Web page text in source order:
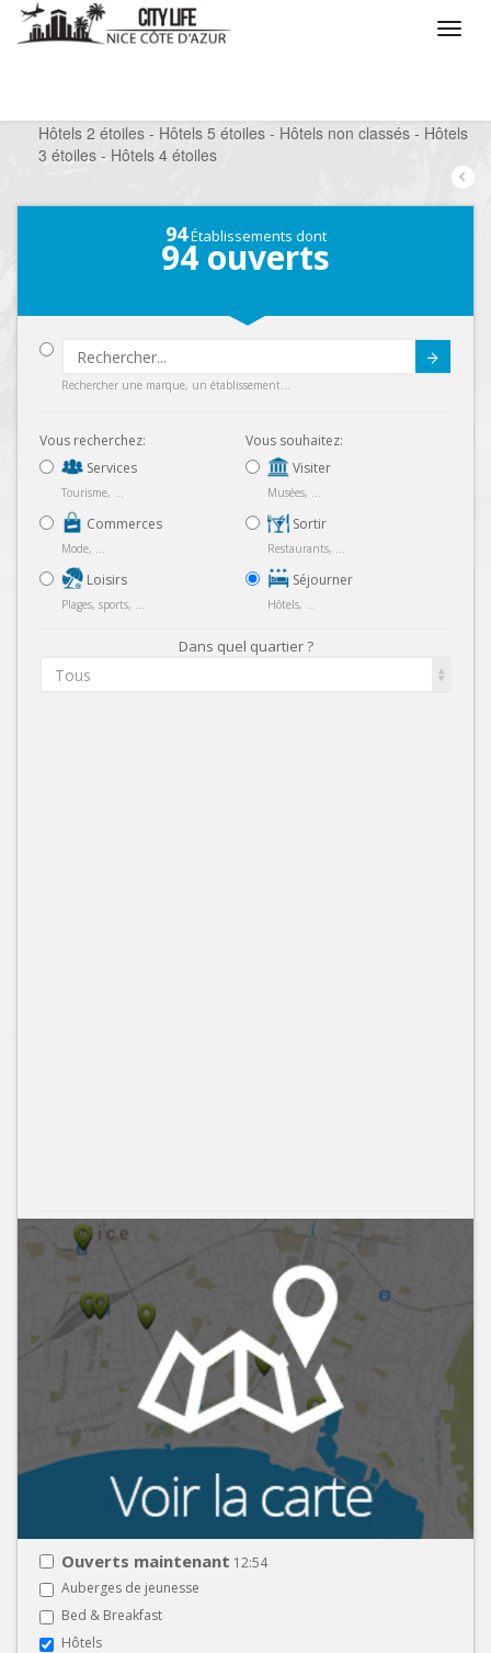
Hôtels 2 étoiles - Hôtels 5 étoiles - Hôtels non classés - Hôtels
3 étoiles - Hôtels 4 étoiles
94Établissements dont
94 ouverts
Rechercher une marque, un établissement...
Vous recherchez:
Services
Tourisme, ...
Commerces
Mode, ...
Loisirs
Plages, sports, ...
Vous souhaitez:
Visiter
Musées, ...
Sortir
Restaurants, ...
Séjourner
Hôtels, ...
Dans quel quartier ?
Tous
Ouverts maintenant 12:54
Auberges de jeunesse
Bed & Breakfast
Hôtels